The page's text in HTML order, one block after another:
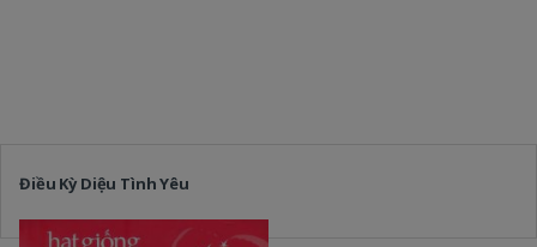
Điều Kỳ Diệu Tình Yêu